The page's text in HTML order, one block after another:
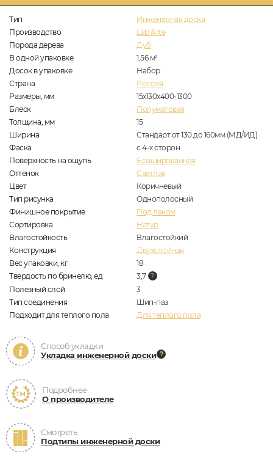
Тип
Инженерная доска
Производство
Lab Arte
Порода дерева
Дуб
В одной упаковке
1,56 м2
Досок в упаковке
Набор
Страна
Россия
Размеры, мм
15х130х400-1300
Блеск
Полуматовая
Толщина, мм
15
Ширина
Стандарт от 130 до 160мм (МД/ИД)
Фаска
с 4-х сторон
Поверхность на ощупь
Брашированная
Оттенок
Светлая
Цвет
Коричневый
Тип рисунка
Однополосный
Финишное покрытие
Под лаком
Сортировка
Натур
Влагостойкость
Влагостойкий
Конструкция
Двухслойная
Вес упаковки, кг
18
Твердость по бринелю, ед
3,7
Полезный слой
3
Тип соединения
Шип-паз
Подходит для теплого пола
Для теплого пола
Способ укладки
Укладка инженерной доски
Подробнее
О производителе
Смотреть
Подтипы инженерной доски